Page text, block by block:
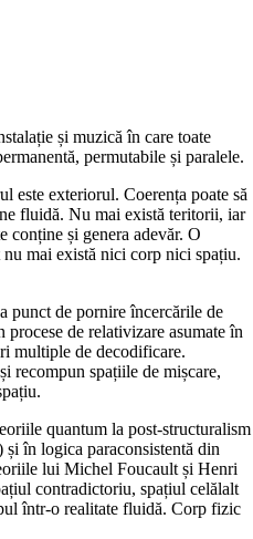
și muzică în care toate
permutabile și paralele.
este exteriorul. Coerența poate să
fluidă. Nu mai există teritorii, iar
conține și genera adevăr. O
mai există nici corp nici spațiu.
punct de pornire încercările de
de relativizare asumate în
multiple de decodificare.
recompun spațiile de mișcare,
quantum la post-structuralism
în logica paraconsistentă din
lui Michel Foucault și Henri
contradictoriu, spațiul celălalt
într-o realitate fluidă. Corp fizic